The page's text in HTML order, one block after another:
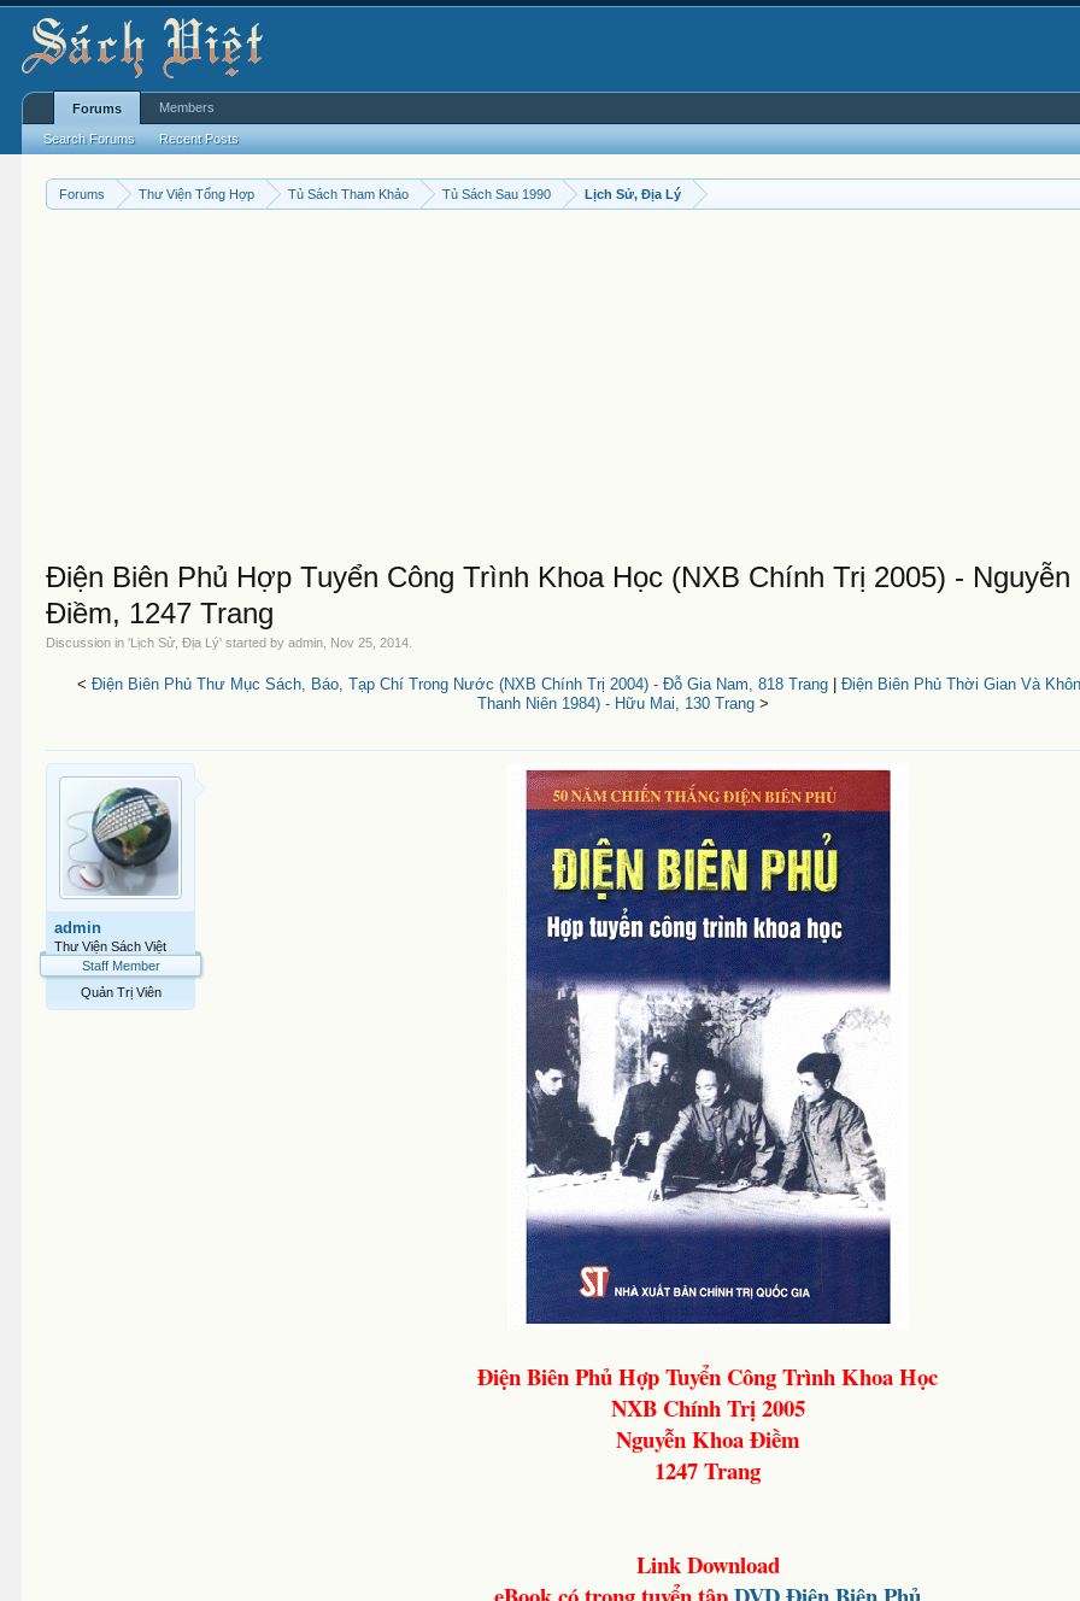
Forums Thư Viện Tổng Hợp Tủ Sách Tham Khảo Tủ Sách Sau 1990 Lịch Sử, Địa Lý
Điện Biên Phủ Hợp Tuyển Công Trình Khoa Học (NXB Chính Trị 2005) - Nguyễn
Điềm, 1247 Trang
Discussion in 'Lịch Sử, Địa Lý' started byadmin Nov 25, 2014
< Điện Biên Phủ Thư Mục Sách, Báo, Tạp Chí Trong Nước (NXB Chính Trị 2004) - Đỗ Gia Nam, 818 Trang
Điện Biên Phủ Thời Gian Và
Thanh Niên 1984) - Hữu Mai, 130 Trang >
admin
Thư Viện Sách Việt
Staff Member
Quản Trị Viên
Điện Biên Phủ Hợp Tuyển Công Trình Khoa Học
NXB Chính Trị 2005
Nguyễn Khoa Điềm
1247 Trang
Link Download
Forums
Search Forums Recent Posts
Members